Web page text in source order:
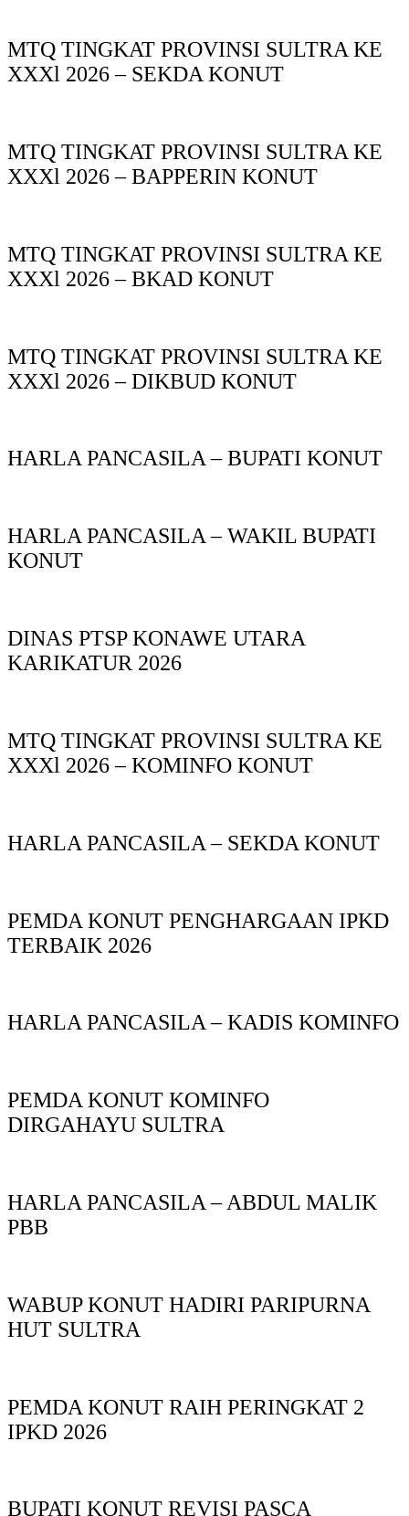
MTQ TINGKAT PROVINSI SULTRA KE
XXXl 2026 – SEKDA KONUT
MTQ TINGKAT PROVINSI SULTRA KE
XXXl 2026 – BAPPERIN KONUT
MTQ TINGKAT PROVINSI SULTRA KE
XXXl 2026 – BKAD KONUT
MTQ TINGKAT PROVINSI SULTRA KE
XXXl 2026 – DIKBUD KONUT
HARLA PANCASILA – BUPATI KONUT
HARLA PANCASILA – WAKIL BUPATI
KONUT
DINAS PTSP KONAWE UTARA
KARIKATUR 2026
MTQ TINGKAT PROVINSI SULTRA KE
XXXl 2026 – KOMINFO KONUT
HARLA PANCASILA – SEKDA KONUT
PEMDA KONUT PENGHARGAAN IPKD
TERBAIK 2026
HARLA PANCASILA – KADIS KOMINFO
PEMDA KONUT KOMINFO
DIRGAHAYU SULTRA
HARLA PANCASILA – ABDUL MALIK
PBB
WABUP KONUT HADIRI PARIPURNA
HUT SULTRA
PEMDA KONUT RAIH PERINGKAT 2
IPKD 2026
BUPATI KONUT REVISI PASCA